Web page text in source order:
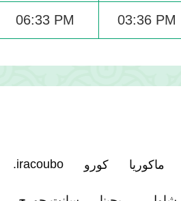
06:33 PM 03:36 PM
ماكوريا كورو iracoubo.